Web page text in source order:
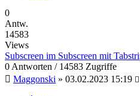
0
Antw.
14583
Views
Subscreen im Subscreen mit
0 Antworten / 14583 Zugriffe
Maggonski » 03.02.2023 15:19